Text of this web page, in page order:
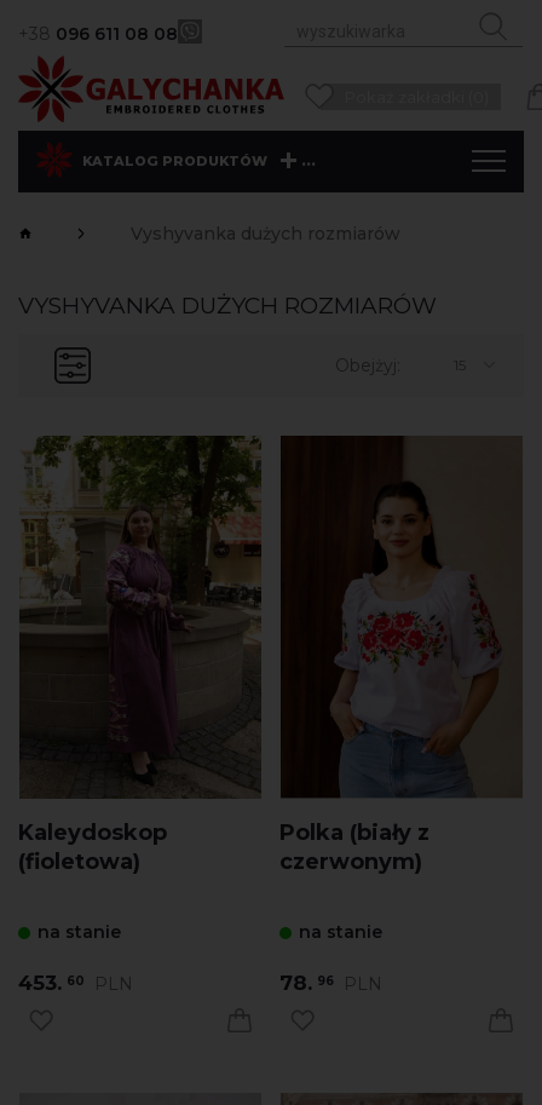
+38 096 611 08 08
KATALOG PRODUKTÓW ...
Vyshyvanka dużych rozmiarów
VYSHYVANKA DUŻYCH ROZMIARÓW
Obejżyj: 15
Kaleydoskop
(fioletowa)
na stanie
453. 60 PLN
Polka (biały z
czerwonym)
na stanie
78. 96 PLN